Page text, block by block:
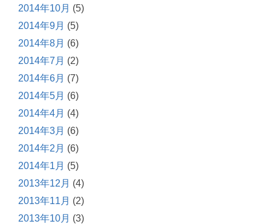
2014年10月 (5)
2014年9月 (5)
2014年8月 (6)
2014年7月 (2)
2014年6月 (7)
2014年5月 (6)
2014年4月 (4)
2014年3月 (6)
2014年2月 (6)
2014年1月 (5)
2013年12月 (4)
2013年11月 (2)
2013年10月 (3)